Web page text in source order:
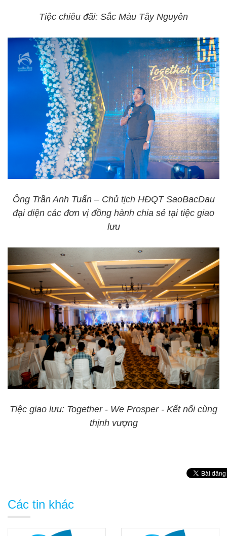
Tiệc chiêu đãi: Sắc Màu Tây Nguyên
Ông Trần Anh Tuấn – Chủ tịch HĐQT SaoBacDau
đại diện các đơn vị đồng hành chia sẻ tại tiệc giao
lưu
Tiệc giao lưu: Together - We Prosper - Kết nối cùng
thịnh vượng
Các tin khác